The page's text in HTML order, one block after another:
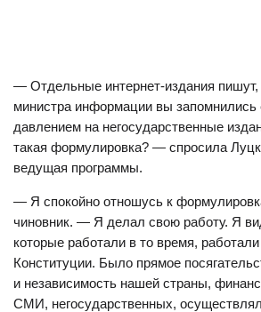
— Отдельные интернет-издания пишут,
министра информации вы
давлением на негосударственные
такая формулировка? — спросила
ведущая программы.
— Я спокойно отношусь к
чиновник. — Я делал свою работу. Я
которые работали в то время,
Конституции. Было прямое
и независимость нашей страны,
СМИ, негосударственных,